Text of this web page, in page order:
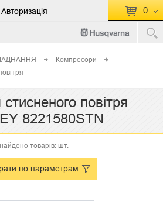
Авторизація 0
КОШИК ПУСТИЙ
Компресори
повітря
8221580STN
товарів: шт.
по параметрам